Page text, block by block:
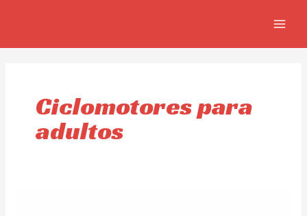
Ciclomotores para
adultos